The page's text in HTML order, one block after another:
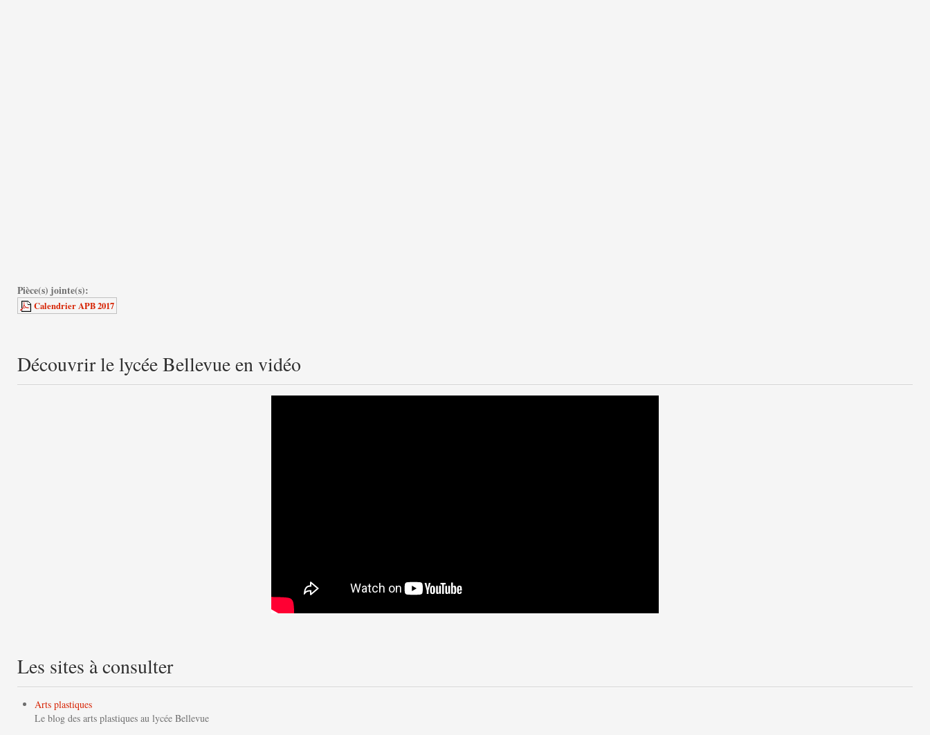
Pièce(s) jointe(s):
Calendrier APB 2017
Découvrir le lycée Bellevue en vidéo
Les sites à consulter
Arts plastiques
Le blog des arts plastiques au lycée Bellevue